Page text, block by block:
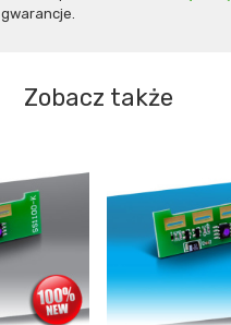
gwarancje.
Zobacz także